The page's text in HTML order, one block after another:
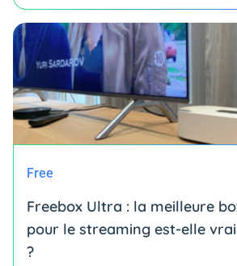
Free
Freebox Ultra : la meilleure
pour le streaming est-elle
?